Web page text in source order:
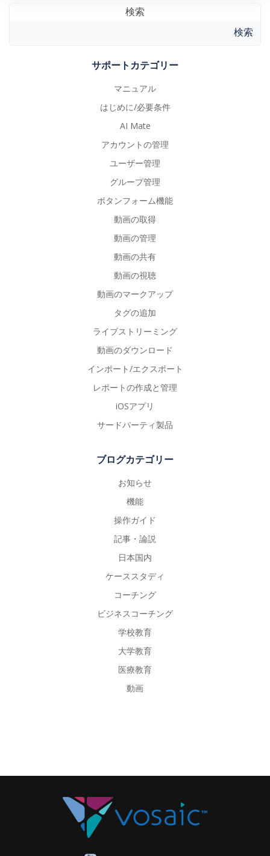
検索
検索
サポートカテゴリー
マニュアル
はじめに/必要条件
AI Mate
アカウントの管理
ユーザー管理
グループ管理
ボタンフォーム機能
動画の取得
動画の管理
動画の共有
動画の視聴
動画のマークアップ
タグの追加
ライブストリーミング
動画のダウンロード
インポート/エクスポート
レポートの作成と管理
iOSアプリ
サードパーティ製品
ブログカテゴリー
お知らせ
機能
操作ガイド
記事・論説
日本国内
ケーススタディ
コーチング
ビジネスコーチング
学校教育
大学教育
医療教育
動画